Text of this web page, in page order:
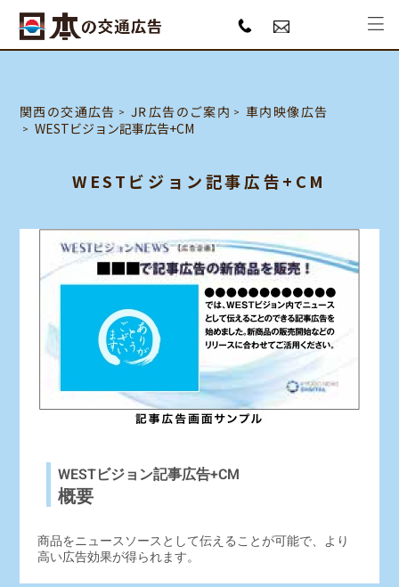
関西の交通広告 JR広告のご案内 車内映像広告
WESTビジョン記事広告+CM
WESTビジョン記事広告+CM
WESTビジョン記事広告+CM
概要
商品をニュースソースとして伝えることが可能で、より
高い広告効果が得られます。